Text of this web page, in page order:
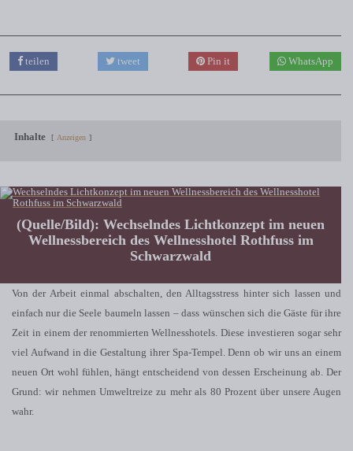
teilen tweet Pin it WhatsApp
Inhalte Anzeigen
(Quelle/Bild): Wechselndes Lichtkonzept im neuen
Wellnessbereich des Wellnesshotel Rothfuss im
Schwarzwald
Von der Arbeit einmal abschalten, den Alltagsstress hinter sich lassen und
einfach nur die Seele baumeln lassen – dass wünschen sich die Gäste für ihre
Zeit in einem der renommierten Wellnesshotels. Diese investieren sogar sehr
viel Aufwand in die Gestaltung ihrer Spa-Tempel. Denn ob wir uns an einem
neuen Ort wohl fühlen, hängt entscheidend von dessen Erscheinung ab. Der
Grund: wir nehmen Umweltreize zu mehr als 80 Prozent über unsere Augen
wahr.